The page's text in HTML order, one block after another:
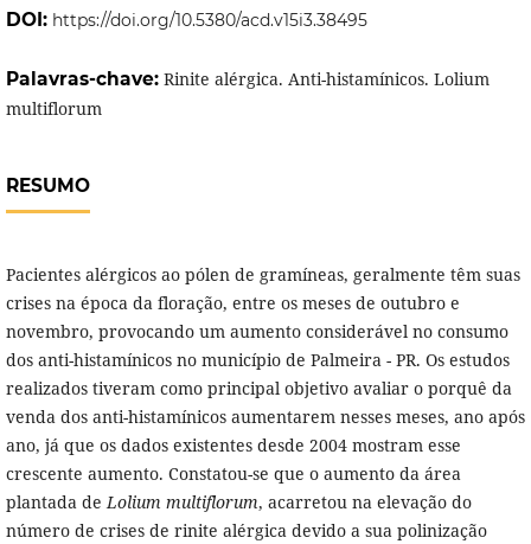
DOI: https://doi.org/10.5380/acd.v15i3.38495
Palavras-chave: Rinite alérgica. Anti-histamínicos. Lolium
multiflorum
RESUMO
Pacientes alérgicos ao pólen de gramíneas, geralmente têm suas
crises na época da floração, entre os meses de outubro e
novembro, provocando um aumento considerável no consumo
dos anti-histamínicos no município de Palmeira - PR. Os estudos
realizados tiveram como principal objetivo avaliar o porquê da
venda dos anti-histamínicos aumentarem nesses meses, ano após
ano, já que os dados existentes desde 2004 mostram esse
crescente aumento. Constatou-se que o aumento da área
plantada deLolium multiflorum, acarretou na elevação do
número de crises de rinite alérgica devido a sua polinização